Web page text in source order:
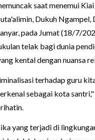
saat menemui
Dukuh Ngampel,
pada Jumat (18/7/
telak bagi dunia
kental dengan nuansa
terhadap guru
sebagai kota
yang terjadi di